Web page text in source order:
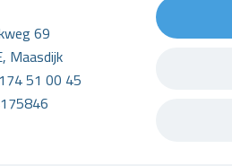
69
Maasdijk
51 00 45